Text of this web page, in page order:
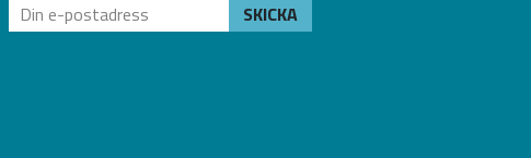
SKICKA